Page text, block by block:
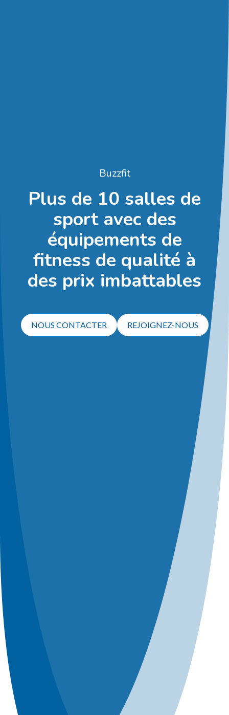
Buzzfit
Plus de 10 salles de
sport avec des
équipements de
fitness de qualité à
des prix imbattables
NOUS CONTACTER REJOIGNEZ-NOUS